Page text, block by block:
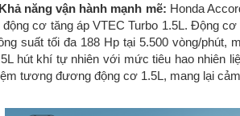
năng vận hành mạnh mẽ: Honda
động cơ tăng áp VTEC Turbo 1.5L. Động
suất tối đa 188 Hp tại 5.500 vòng/phút,
hút khí tự nhiên với mức tiêu hao nhiên
tương đương động cơ 1.5L, mang lại